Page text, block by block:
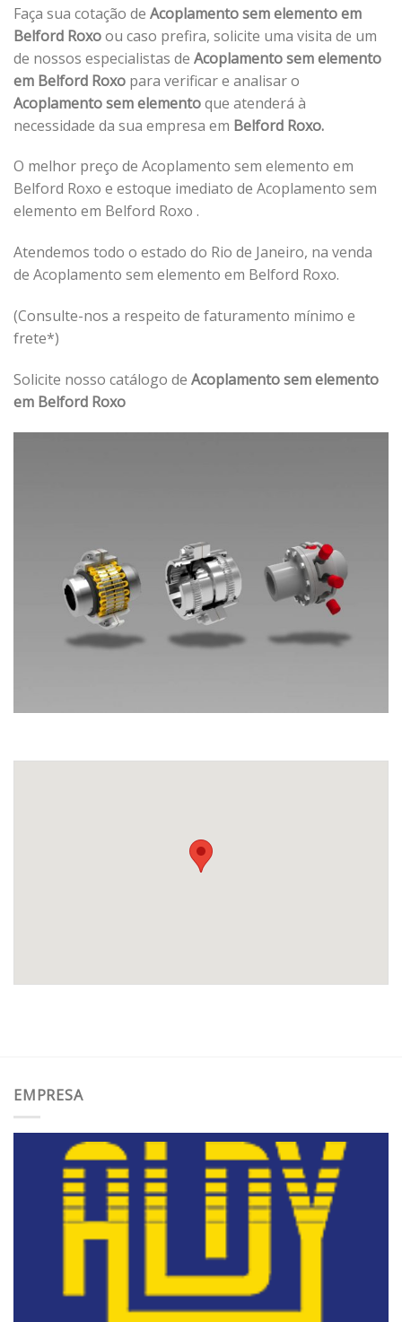
Faça sua cotação de Acoplamento sem elemento em
Belford Roxoou caso prefira, solicite uma visita de um
de nossos especialistas de Acoplamento sem elemento
em Belford Roxo para verificar e analisar o
Acoplamento sem elementoque atenderá à
necessidade da sua empresa em Belford Roxo.
O melhor preço de Acoplamento sem elemento em
Belford Roxo e estoque imediato de Acoplamento sem
elemento em Belford Roxo .
Atendemos todo o estado do Rio de Janeiro, na venda
de Acoplamento sem elemento em Belford Roxo.
(Consulte-nos a respeito de faturamento mínimo e
frete*)
Solicite nosso catálogo de Acoplamento sem elemento
em Belford Roxo
EMPRESA